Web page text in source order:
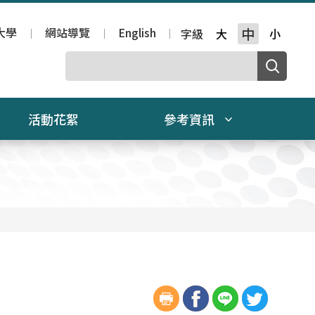
學 網站導覽 English 字級 大 中 小
活動花絮 參考資訊